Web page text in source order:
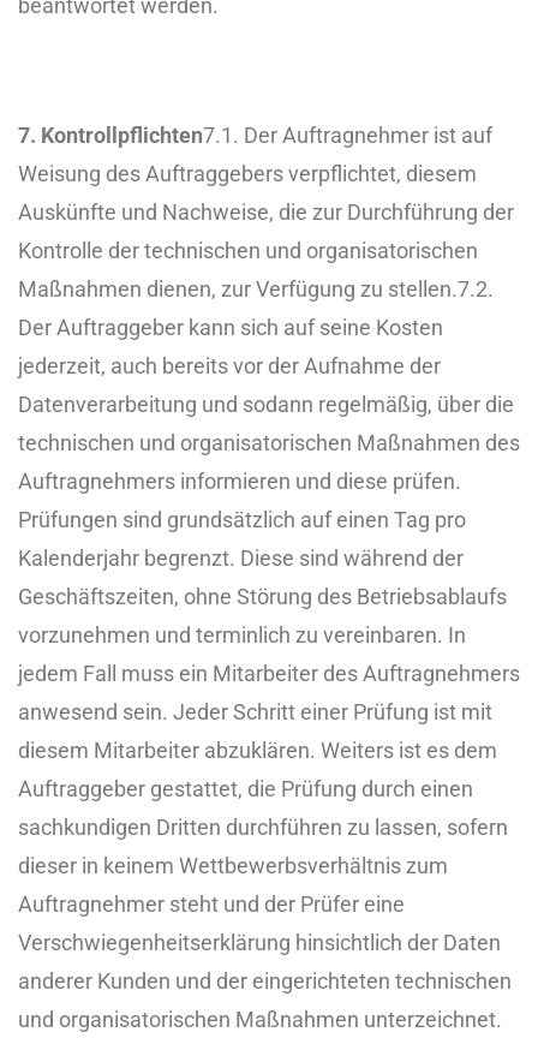
beantwortet werden.
7. Kontrollpflichten7.1. Der Auftragnehmer ist auf
Weisung des Auftraggebers verpflichtet, diesem
Auskünfte und Nachweise, die zur Durchführung der
Kontrolle der technischen und organisatorischen
Maßnahmen dienen, zur Verfügung zu stellen.7.2.
Der Auftraggeber kann sich auf seine Kosten
jederzeit, auch bereits vor der Aufnahme der
Datenverarbeitung und sodann regelmäßig, über die
technischen und organisatorischen Maßnahmen des
Auftragnehmers informieren und diese prüfen.
Prüfungen sind grundsätzlich auf einen Tag pro
Kalenderjahr begrenzt. Diese sind während der
Geschäftszeiten, ohne Störung des Betriebsablaufs
vorzunehmen und terminlich zu vereinbaren. In
jedem Fall muss ein Mitarbeiter des Auftragnehmers
anwesend sein. Jeder Schritt einer Prüfung ist mit
diesem Mitarbeiter abzuklären. Weiters ist es dem
Auftraggeber gestattet, die Prüfung durch einen
sachkundigen Dritten durchführen zu lassen, sofern
dieser in keinem Wettbewerbsverhältnis zum
Auftragnehmer steht und der Prüfer eine
Verschwiegenheitserklärung hinsichtlich der Daten
anderer Kunden und der eingerichteten technischen
und organisatorischen Maßnahmen unterzeichnet.